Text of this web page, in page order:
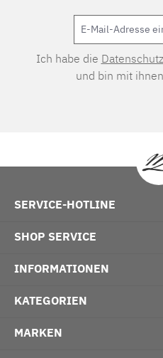
Ich habe die
und bin mit
SERVICE-HOTLINE
SHOP SERVICE
INFORMATIONEN
KATEGORIEN
MARKEN